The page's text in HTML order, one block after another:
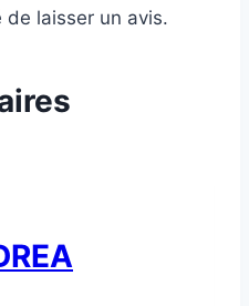
laisser un avis.